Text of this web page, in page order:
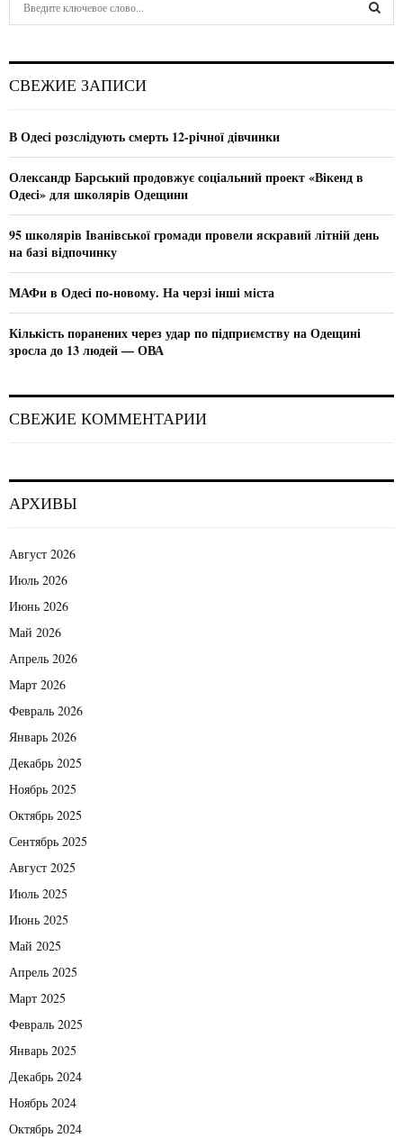
h
o
:
СВЕЖИЕ ЗАПИСИ
В Одесі розслідують смерть 12-річної дівчинки
Олександр Барський продовжує соціальний проект «Вікенд в
Одесі» для школярів Одещини
95 школярів Іванівської громади провели яскравий літній день
на базі відпочинку
МАФи в Одесі по-новому. На черзі інші міста
Кількість поранених через удар по підприємству на Одещині
зросла до 13 людей — ОВА
СВЕЖИЕ КОММЕНТАРИИ
АРХИВЫ
Август 2026
Июль 2026
Июнь 2026
Май 2026
Апрель 2026
Март 2026
Февраль 2026
Январь 2026
Декабрь 2025
Ноябрь 2025
Октябрь 2025
Сентябрь 2025
Август 2025
Июль 2025
Июнь 2025
Май 2025
Апрель 2025
Март 2025
Февраль 2025
Январь 2025
Декабрь 2024
Ноябрь 2024
Октябрь 2024